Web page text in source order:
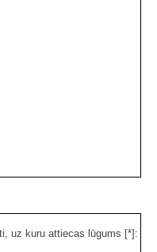
uz kuru attiecas lūgums [*]: